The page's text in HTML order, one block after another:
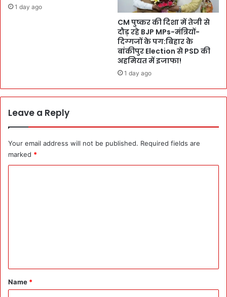
ए
में
M
पु
का
r
धा
म
या
1 day ago
CM पुष्कर की दिशा में तेजी से
दौड़ रहे BJP MPs-मंत्रियों-
दिग्गजों के पग:बिहार के
बांकीपुर Election से PSD की
अहमियत में इजाफा!
1 day ago
Leave a Reply
Your email address will not be published. Required fields are
marked *
*
Name *